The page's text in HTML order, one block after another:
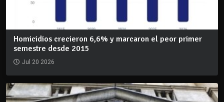
Homicidios crecieron 6,6% y marcaron el peor primer
semestre desde 2015
Jul 20 2026